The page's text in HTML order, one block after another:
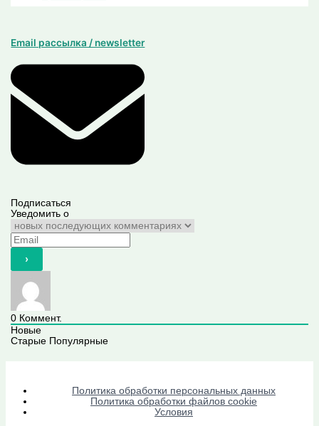
Email рассылка / newsletter
Подписаться
Уведомить о
0 Коммент.
Новые
Старые Популярные
Политика обработки персональных данных
Политика обработки файлов cookie
Условия